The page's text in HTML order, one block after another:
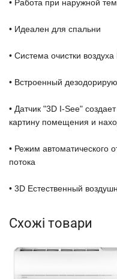
• Работа при наружной
• Идеален для спальни
• Система очистки
• Встроенный
• Датчик "3D I-See"
картину помещения и
• Режим автоматического
потока
• 3D Естественный
Схожі товари